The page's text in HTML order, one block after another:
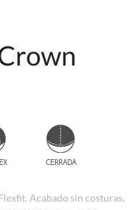
Acabado sin costuras,